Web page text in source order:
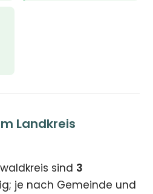
Landkreis
sind 3
je nach Gemeinde und